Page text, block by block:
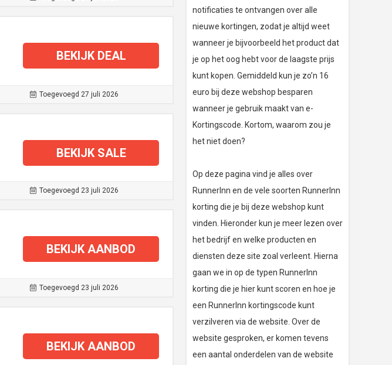
BEKIJK DEAL
Toegevoegd 27 juli 2026
BEKIJK SALE
Toegevoegd 23 juli 2026
BEKIJK AANBOD
Toegevoegd 23 juli 2026
BEKIJK AANBOD
notificaties te ontvangen over alle
nieuwe kortingen, zodat je altijd weet
wanneer je bijvoorbeeld het product dat
je op het oog hebt voor de laagste prijs
kunt kopen. Gemiddeld kun je zo’n 16
euro bij deze webshop besparen
wanneer je gebruik maakt van e-
Kortingscode. Kortom, waarom zou je
het niet doen?
Op deze pagina vind je alles over
RunnerInn en de vele soorten RunnerInn
korting die je bij deze webshop kunt
vinden. Hieronder kun je meer lezen over
het bedrijf en welke producten en
diensten deze site zoal verleent. Hierna
gaan we in op de typen RunnerInn
korting die je hier kunt scoren en hoe je
een RunnerInn kortingscode kunt
verzilveren via de website. Over de
website gesproken, er komen tevens
een aantal onderdelen van de website